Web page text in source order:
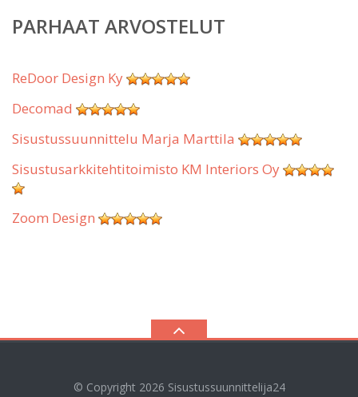
PARHAAT ARVOSTELUT
ReDoor Design Ky
Decomad
Sisustussuunnittelu Marja Marttila
Sisustusarkkitehtitoimisto KM Interiors Oy
Zoom Design
© Copyright 2026 Sisustussuunnittelija24